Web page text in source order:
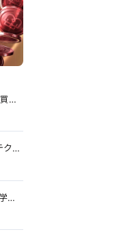
NYSE FANG+指数 ETFの見通し：買い時とリスクを分析
FANG+の構成銘柄とは?米国ハイテク成長株10社をわかりやすく解説
石油株の見通し（2026年）：地政学リスクと需給軟化の狭間で見極める投資戦略